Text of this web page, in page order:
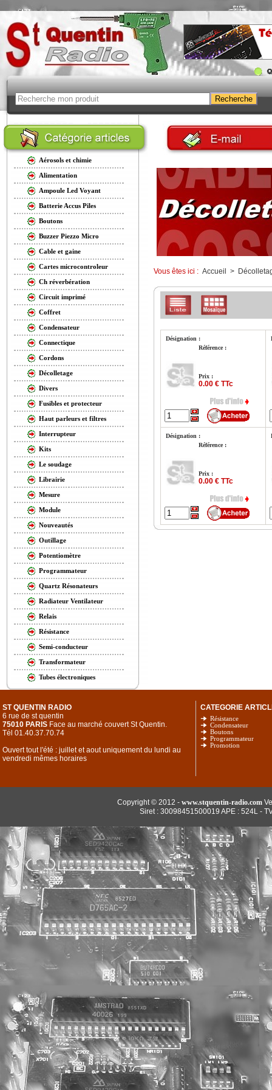
Aérosols et chimie
Alimentation
Ampoule Led Voyant
Batterie Accus Piles
Boutons
Buzzer Piezzo Micro
Cable et gaine
Cartes microcontroleur
Ch réverbération
Circuit imprimé
Coffret
Condensateur
Connectique
Cordons
Décolletage
Divers
Fusibles et protecteur
Haut parleurs et filtres
Interrupteur
Kits
Le soudage
Librairie
Mesure
Module
Nouveautés
Outillage
Potentiomètre
Programmateur
Quartz Résonateurs
Radiateur Ventilateur
Relais
Résistance
Semi-conducteur
Transformateur
Tubes électroniques
Vous êtes ici : Accueil >
Désignation :
Référence :
Prix :
0.00 € TTc
Désignation :
Référence :
Prix :
0.00 € TTc
ST QUENTIN RADIO
6 rue de st quentin
75010 PARIS Face au marché couvert St Quentin.
Tél 01.40.37.70.74
Ouvert tout l'été : juillet et aout uniquement du lundi au
vendredi mêmes horaires
CATEGORIE
Résistance
Condensateur
Boutons
Programmateur
Promotion
Copyright © 2012 - www.stquentin-radio.com
Siret : 30098451500019 APE : 524L -